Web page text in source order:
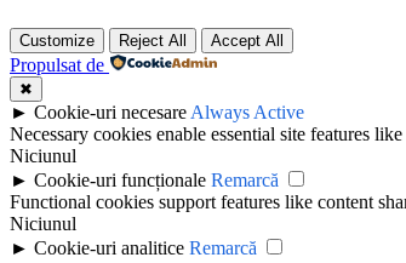
Customize Reject All Accept All
Propulsat de
✖
► Cookie-uri necesare Always Active
Necessary cookies enable essential site features
Niciunul
► Cookie-uri funcționale Remarcă
Functional cookies support features like content
Niciunul
► Cookie-uri analitice Remarcă